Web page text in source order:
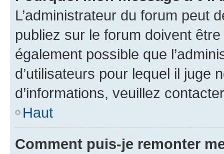
L’administrateur du forum peut
publiez sur le forum doivent
également possible que
d’utilisateurs pour lequel il juge
d’informations, veuillez
Haut
Comment puis-je remonter